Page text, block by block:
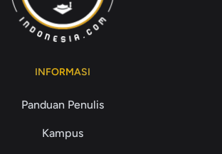
INFORMASI
Panduan Penulis
Kampus